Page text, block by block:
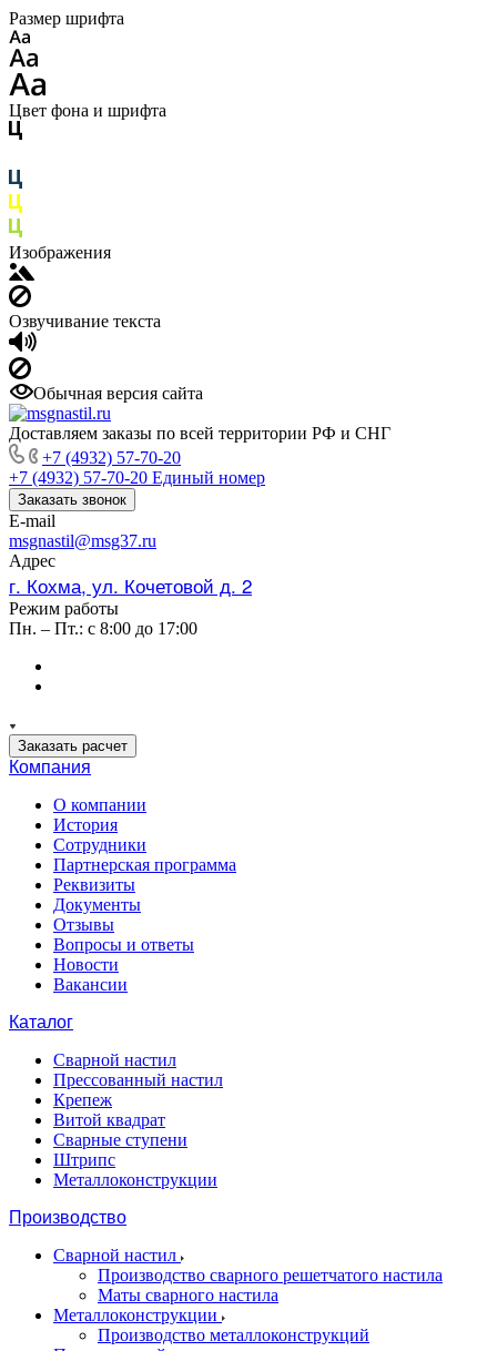
Размер шрифта
Цвет фона и шрифта
Изображения
Озвучивание текста
Обычная версия сайта
Доставляем заказы по всей территории РФ и СНГ
+7 (4932) 57-70-20
+7 (4932) 57-70-20 Единый номер
Заказать звонок
E-mail
msgnastil@msg37.ru
Адрес
г. Кохма, ул. Кочетовой д. 2
Режим работы
Пн. – Пт.: с 8:00 до 17:00
Заказать расчет
Компания
О компании
История
Сотрудники
Партнерская программа
Реквизиты
Документы
Отзывы
Вопросы и ответы
Новости
Вакансии
Каталог
Сварной настил
Прессованный настил
Крепеж
Витой квадрат
Сварные ступени
Штрипс
Металлоконструкции
Производство
Сварной настил
Производство сварного решетчатого настила
Маты сварного настила
Металлоконструкции
Производство металлоконструкций